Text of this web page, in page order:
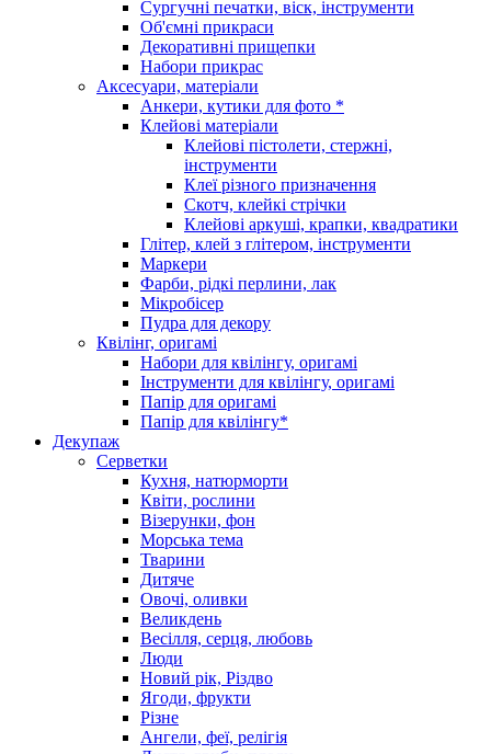
Сургучні печатки, віск, інструменти
Об'ємні прикраси
Декоративні прищепки
Набори прикрас
Аксесуари, матеріали
Анкери, кутики для фото *
Клейові матеріали
Клейові пістолети, стержні,
інструменти
Клеї різного призначення
Скотч, клейкі стрічки
Клейові аркуші, крапки, квадратики
Глітер, клей з глітером, інструменти
Маркери
Фарби, рідкі перлини, лак
Мікробісер
Пудра для декору
Квілінг, оригамі
Набори для квілінгу, оригамі
Інструменти для квілінгу, оригамі
Папір для оригамі
Папір для квілінгу*
Декупаж
Серветки
Кухня, натюрморти
Квіти, рослини
Візерунки, фон
Морська тема
Тварини
Дитяче
Овочі, оливки
Великдень
Весілля, серця, любовь
Люди
Новий рік, Різдво
Ягоди, фрукти
Різне
Ангели, феї, релігія